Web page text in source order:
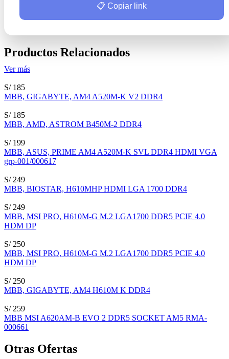
📋 Copiar link
Productos Relacionados
Ver más
S/ 185
MBB, GIGABYTE, AM4 A520M-K V2 DDR4
S/ 185
MBB, AMD, ASTROM B450M-2 DDR4
S/ 199
MBB, ASUS, PRIME AM4 A520M-K SVL DDR4 HDMI VGA
grp-001/000617
S/ 249
MBB, BIOSTAR, H610MHP HDMI LGA 1700 DDR4
S/ 249
MBB, MSI PRO, H610M-G M.2 LGA1700 DDR5 PCIE 4.0
HDM DP
S/ 250
MBB, MSI PRO, H610M-G M.2 LGA1700 DDR5 PCIE 4.0
HDM DP
S/ 250
MBB, GIGABYTE, AM4 H610M K DDR4
S/ 259
MBB MSI A620AM-B EVO 2 DDR5 SOCKET AM5 RMA-
000661
Otras Ofertas